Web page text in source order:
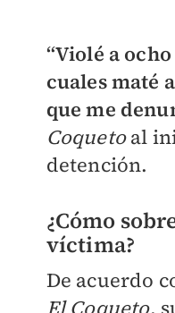
“Violé a
cuales maté
que me
Coquetoal
detención.
¿Cómo
víctima?
De acuerdo
El Coqueto,